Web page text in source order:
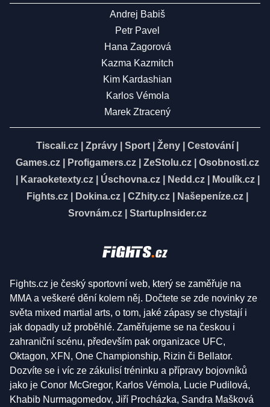
Andrej Babiš
Petr Pavel
Hana Zagorová
Kazma Kazmitch
Kim Kardashian
Karlos Vémola
Marek Ztracený
Tiscali.cz Zprávy Sport Ženy Cestování
Games.cz
Profigamers.cz ZeStolu.cz
Osobnosti.cz
Karaoketexty.cz| Úschovna.cz| Nedd.cz| Moulík.cz|
Fights.cz
Dokina.cz CZhity.cz Našepeníze.cz
Srovnám.cz
StartupInsider.cz
Fights.cz je český sportovní web, který se zaměřuje na
MMA a veškeré dění kolem něj. Dočtete se zde novinky ze
světa mixed martial arts, o tom, jaké zápasy se chystají i
jak dopadly už proběhlé. Zaměřujeme se na českou i
zahraniční scénu, především pak organizace UFC,
Oktagon, XFN, One Championship, Rizin či Bellator.
Dozvíte se i víc ze zákulisí tréninku a přípravy bojovníků
jako je Conor McGregor, Karlos Vémola, Lucie Pudilová,
Khabib Nurmagomedov, Jiří Procházka, Sandra Mašková